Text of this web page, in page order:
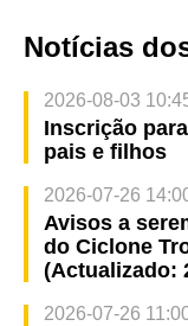
Notícias
2026-08-03
Inscrição
pais e filhos
2026-07-26
Avisos a
do Ciclone
(Actualizado:
2026-07-26